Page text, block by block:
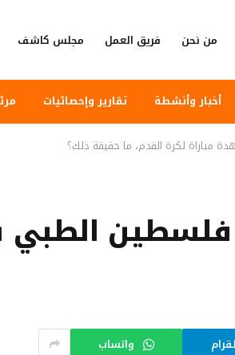
من نحن فريق العمل مجلس كاشف
أخبار وأنشطة تقارير وإحصائيات
لكرة القدم، ما حقيقة ذلك؟
الطبي
واتساب